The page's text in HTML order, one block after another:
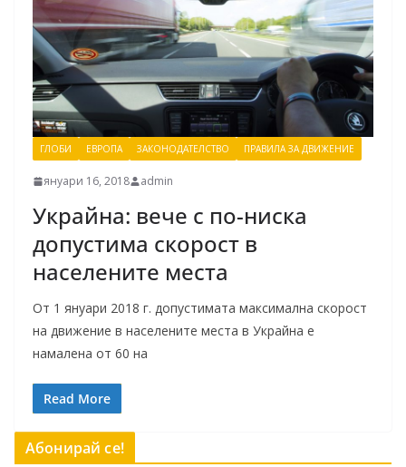
ГЛОБИ ЕВРОПА ЗАКОНОДАТЕЛСТВО ПРАВИЛА ЗА ДВИЖЕНИЕ
януари 16, 2018 admin
Украйна: вече с по-ниска
допустима скорост в
населените места
От 1 януари 2018 г. допустимата максимална скорост
на движение в населените места в Украйна е
намалена от 60 на
Read More
Абонирай се!